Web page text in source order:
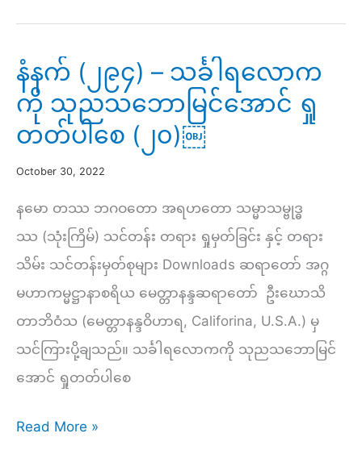
ရေး
သို့
(၃၆)
–
ဝိပဿနာ
ကမ္မဋ္ဌာန်း(သ
သန
နံနက် (၂၉၄) – သင်္ခါရလောက
ကို သုညသဘောမြင်အောင် ရှု
တတ်ပါစေ (၂၀)￼
October 30, 2022
နမော တဿ ဘဂဝတော အရဟတော သမ္မာသမ္ဗုဒ္ဓ
ဿ (သုံးကြိမ်) သင်တန်း တရား ရှုမှတ်ခြင်း နှင့် တရား
သိမ်း သင်တန်းမှတ်စုများ Downloads ဆရာတော် အဂ္ဂ
မဟာကမ္မဋ္ဌာနာစရိယ မေတ္တာနန္ဒဆရာတော် ဦးဃောသိ
တာဘိဝံသ (မေတ္တာနန္ဒဝိဟာရ, Califorina, U.S.A.) မှ
သင်ကြားပို့ချသည်။ သင်္ခါရလောကကို သုညသဘောမြင်
အောင် ရှုတတ်ပါစေ
နံနက်
Read More »